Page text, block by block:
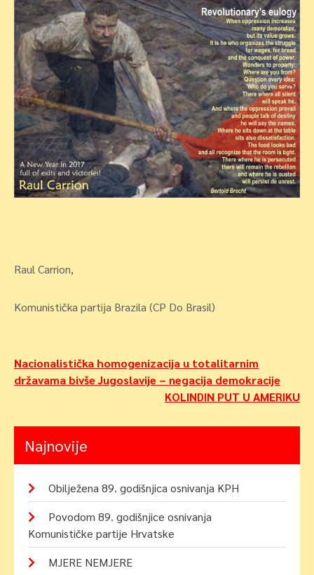
Raul Carrion,
Komunistička partija Brazila (CP Do Brasil)
Navigacija
objava
Nacionalistička homogenizacija u totalitarnim
državama bivše Jugoslavije – negacija demokracije
KOLINDIN PUT U AMERIKU
Najnovije
Obilježena 89. godišnjica osnivanja KPH
Povodom 89. godišnjice osnivanja
Komunističke partije Hrvatske
MJERE NEMJERE